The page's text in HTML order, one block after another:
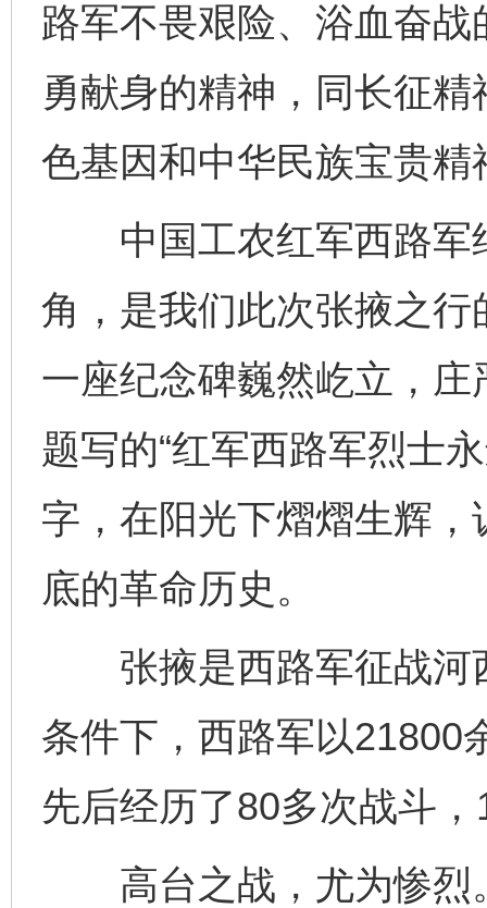
路军不畏艰险、浴血奋
勇献身的精神，同长征
色基因和中华民族宝贵精
中国工农红军西路军
角，是我们此次张掖之
一座纪念碑巍然屹立，
题写的“红军西路军烈士
字，在阳光下熠熠生辉
底的革命历史。
张掖是西路军征战河
条件下，西路军以21800
先后经历了80多次战斗
高台之战，尤为惨烈